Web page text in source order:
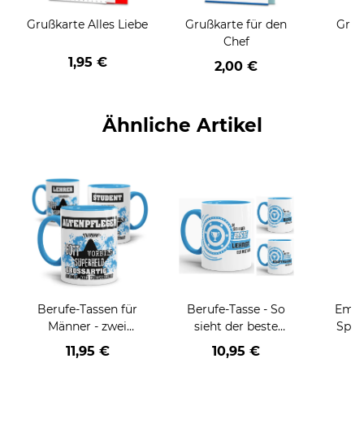
Grußkarte Alles Liebe
1,95 €
Grußkarte für den
Chef
2,00 €
Ähnliche Artikel
Berufe-Tassen für
Männer - zwei
Farbvarianten
11,95 €
Berufe-Tasse - So
sieht der beste
BERUF aus -
verschiedene Berufe
10,95 €